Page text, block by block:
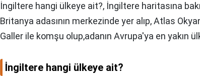
İngiltere hangi ülkeye ait?, İngiltere haritasına
Britanya adasının merkezinde yer alıp, Atlas
Galler ile komşu olup,adanın Avrupa'ya en yakın
İngiltere hangi ülkeye ait?